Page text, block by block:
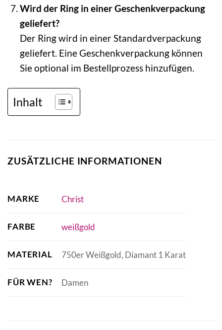
Wird der Ring in einer Geschenkverpackung
geliefert?
Der Ring wird in einer Standardverpackung
geliefert. Eine Geschenkverpackung können
Sie optional im Bestellprozess hinzufügen.
Inhalt
ZUSÄTZLICHE INFORMATIONEN
MARKE Christ
FARBE weißgold
MATERIAL 750er Weißgold, Diamant 1 Karat
FÜR WEN? Damen